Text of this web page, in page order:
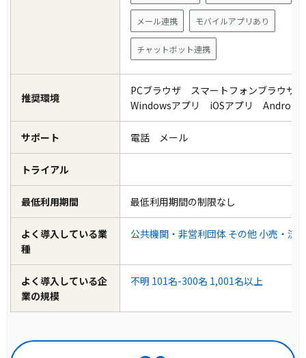
メール連携 モバイルアプリあり
チャットボット連携
推奨環境
PCブラウザ スマートフォンブラウザ
Windowsアプリ iOSアプリ
サポート 電話 メール
トライアル
最低利用期間 最低利用期間の制限なし
よく導入している業
種
公共機関・非営利団体 その他 小売・流
よく導入している企
業の規模
不明 101名-300名 1,001名以上